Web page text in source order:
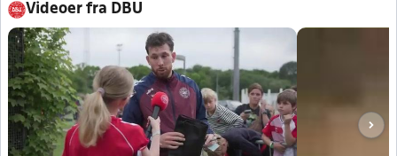
Videoer fra DBU